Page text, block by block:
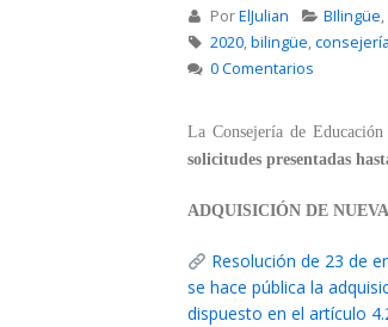
PorElJulian BIlingüe,
2020,bilingüe,consejería
0 Comentarios
La Consejería de
solicitudes presentadas
ADQUISICIÓN DE
Resolución de 23 de
se hace pública la
dispuesto en el artículo